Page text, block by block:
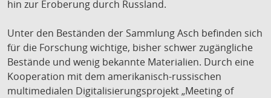
hin zur Eroberung durch Russland.
Unter den Beständen der Sammlung Asch befinden sich
für die Forschung wichtige, bisher schwer zugängliche
Bestände und wenig bekannte Materialien. Durch eine
Kooperation mit dem amerikanisch-russischen
multimedialen Digitalisierungsprojekt „Meeting of